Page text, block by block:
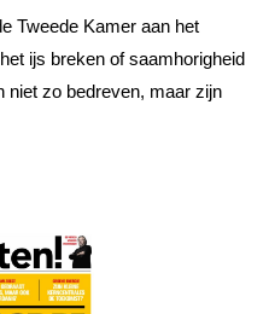
Tweede Kamer aan het
ijs breken of saamhorigheid
niet zo bedreven, maar zijn